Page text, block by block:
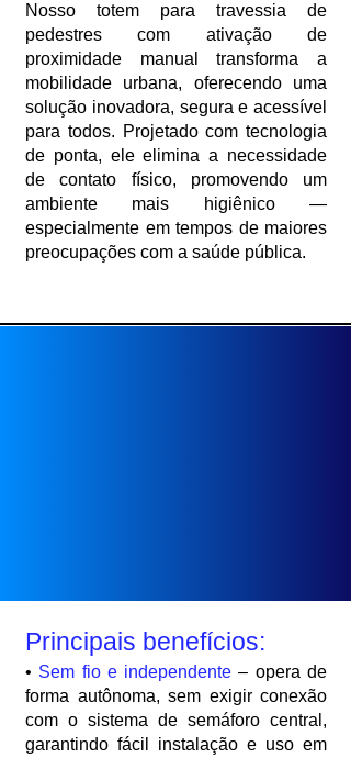
Nosso totem para travessia de
pedestres com ativação de
proximidade manual transforma a
mobilidade urbana, oferecendo uma
solução inovadora, segura e acessível
para todos. Projetado com tecnologia
de ponta, ele elimina a necessidade
de contato físico, promovendo um
ambiente mais higiênico —
especialmente em tempos de maiores
preocupações com a saúde pública.
Principais benefícios:
• Sem fio e independente – opera de
forma autônoma, sem exigir conexão
com o sistema de semáforo central,
garantindo fácil instalação e uso em